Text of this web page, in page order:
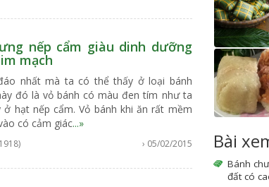
nếp cẩm giàu dinh dưỡng
mạch
nhất mà ta có thể thấy ở loại bánh
đó là vỏ bánh có màu đen tím như ta
ở hạt nếp cẩm. Vỏ bánh khi ăn rất mềm
có cảm giác...»
› 05/02/2015 Bài
Bánh
đất có